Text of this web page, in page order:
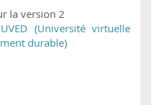
la version 2
UVED (Université virtuelle
durable)